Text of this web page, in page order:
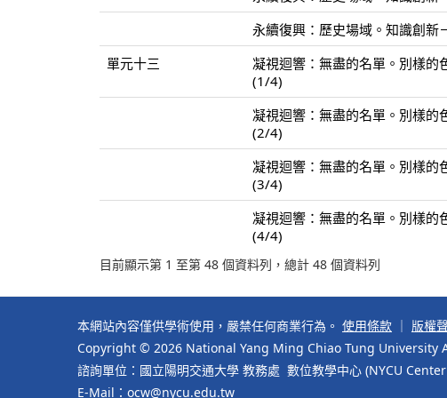
永續復興：歷史場域。知識創
單元十三
凝視迴響：無盡的名單。別樣
(1/4)
凝視迴響：無盡的名單。別樣
(2/4)
凝視迴響：無盡的名單。別樣
(3/4)
凝視迴響：無盡的名單。別樣
(4/4)
目前顯示第 1 至第 48 個資料列，總計 48 個資料列
本網站內容僅供學術使用，嚴禁任何商業行為。 使用條款
版權
Copyright © 2026 National Yang Ming Chiao Tung University
諮詢單位：國立陽明交通大學 教務處 數位教學中心 (NYCU
E-Mail：ocw@nycu.edu.tw